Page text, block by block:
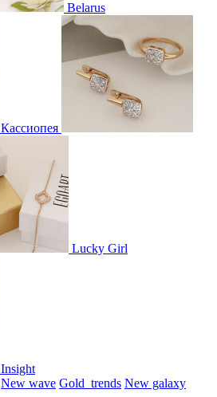
Belarus
Кассиопея
Lucky Girl
Insight
New wave Gold_trends New galaxy